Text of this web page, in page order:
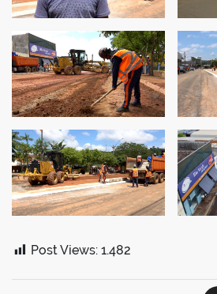
Post Views: 1.482